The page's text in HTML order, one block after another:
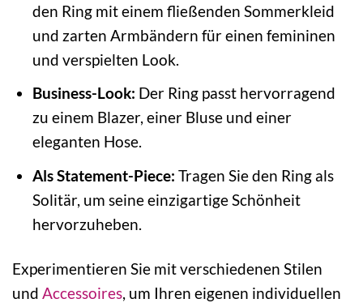
den Ring mit einem fließenden Sommerkleid
und zarten Armbändern für einen femininen
und verspielten Look.
Business-Look: Der Ring passt hervorragend
zu einem Blazer, einer Bluse und einer
eleganten Hose.
Als Statement-Piece: Tragen Sie den Ring als
Solitär, um seine einzigartige Schönheit
hervorzuheben.
Experimentieren Sie mit verschiedenen Stilen
und Accessoires , um Ihren eigenen individuellen